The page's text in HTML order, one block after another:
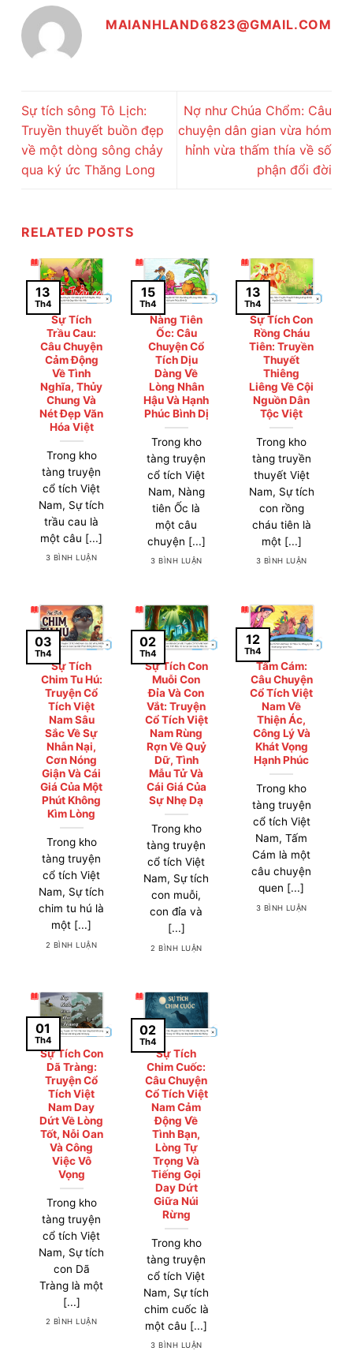
MAIANHLAND6823@GMAIL.COM
Sự tích sông Tô Lịch:
Truyền thuyết buồn đẹp
về một dòng sông chảy
qua ký ức Thăng Long
Nợ như Chúa Chổm: Câu
chuyện dân gian vừa hóm
hỉnh vừa thấm thía về số
phận đổi đời
RELATED POSTS
Sự Tích
Trầu Cau:
Câu Chuyện
Cảm Động
Về Tình
Nghĩa, Thủy
Chung Và
Nét Đẹp Văn
Hóa Việt
Trong kho
tàng truyện
cổ tích Việt
Nam, Sự tích
trầu cau là
một câu [...]
3 BÌNH LUẬN
13
Th4
Nàng Tiên
Ốc: Câu
Chuyện Cổ
Tích Dịu
Dàng Về
Lòng Nhân
Hậu Và Hạnh
Phúc Bình Dị
Trong kho
tàng truyện
cổ tích Việt
Nam, Nàng
tiên Ốc là
một câu
chuyện [...]
3 BÌNH LUẬN
15
Th4
Sự Tích Con
Rồng Cháu
Tiên: Truyền
Thuyết
Thiêng
Liêng Về Cội
Nguồn Dân
Tộc Việt
Trong kho
tàng truyền
thuyết Việt
Nam, Sự tích
con rồng
cháu tiên là
một [...]
3 BÌNH LUẬN
13
Th4
Sự Tích
Chim Tu Hú:
Truyện Cổ
Tích Việt
Nam Sâu
Sắc Về Sự
Nhẫn Nại,
Cơn Nóng
Giận Và Cái
Giá Của Một
Phút Không
Kìm Lòng
Trong kho
tàng truyện
cổ tích Việt
Nam, Sự tích
chim tu hú là
một [...]
2 BÌNH LUẬN
03
Th4
Sự Tích Con
Muỗi Con
Đỉa Và Con
Vắt: Truyện
Cổ Tích Việt
Nam Rùng
Rợn Về Quỷ
Dữ, Tình
Mẫu Tử Và
Cái Giá Của
Sự Nhẹ Dạ
Trong kho
tàng truyện
cổ tích Việt
Nam, Sự tích
con muỗi,
con đỉa và
[...]
2 BÌNH LUẬN
02
Th4
Tấm Cám:
Câu Chuyện
Cổ Tích Việt
Nam Về
Thiện Ác,
Công Lý Và
Khát Vọng
Hạnh Phúc
Trong kho
tàng truyện
cổ tích Việt
Nam, Tấm
Cám là một
câu chuyện
quen [...]
3 BÌNH LUẬN
12
Th4
Sự Tích Con
Dã Tràng:
Truyện Cổ
Tích Việt
Nam Day
Dứt Về Lòng
Tốt, Nỗi Oan
Và Công
Việc Vô
Vọng
Trong kho
tàng truyện
cổ tích Việt
Nam, Sự tích
con Dã
Tràng là một
[...]
2 BÌNH LUẬN
01
Th4
Sự Tích
Chim Cuốc:
Câu Chuyện
Cổ Tích Việt
Nam Cảm
Động Về
Tình Bạn,
Lòng Tự
Trọng Và
Tiếng Gọi
Day Dứt
Giữa Núi
Rừng
Trong kho
tàng truyện
cổ tích Việt
Nam, Sự tích
chim cuốc là
một câu [...]
3 BÌNH LUẬN
02
Th4